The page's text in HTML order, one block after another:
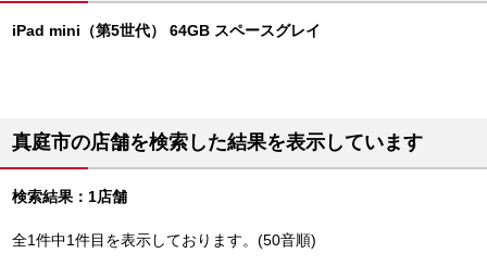
iPad mini（第5世代） 64GB スペースグレイ
真庭市の店舗を検索した結果を表示しています
検索結果：1店舗
全1件中1件目を表示しております。(50音順)